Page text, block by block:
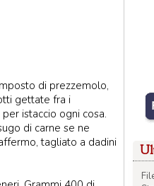
di prezzemolo,
gettate fra i
istaccio ogni cosa.
di carne se ne
tagliato a dadini